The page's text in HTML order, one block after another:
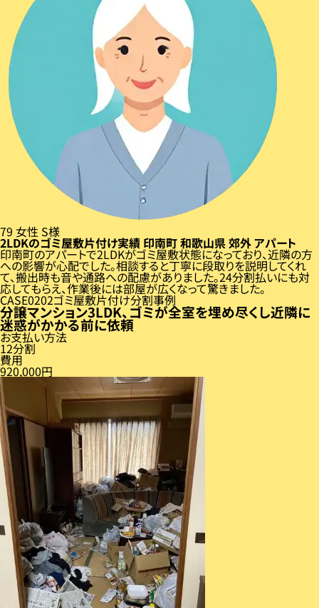
79 女性 S様
2LDKのゴミ屋敷片付け実績 印南町和歌山県郊外アパート
印南町のアパートで2LDKがゴミ屋敷状態になっており、近隣の方
への影響が心配でした。相談すると丁寧に段取りを説明してくれ
て、搬出時も音や通路への配慮がありました。24分割払いにも対
応してもらえ、作業後には部屋が広くなって驚きました。
CASE 02ゴミ屋敷片付け分割事例
分譲マンション3LDK、ゴミが全室を埋め尽くし近隣に
迷惑がかかる前に依頼
お支払い方法
12分割
費用
920,000円